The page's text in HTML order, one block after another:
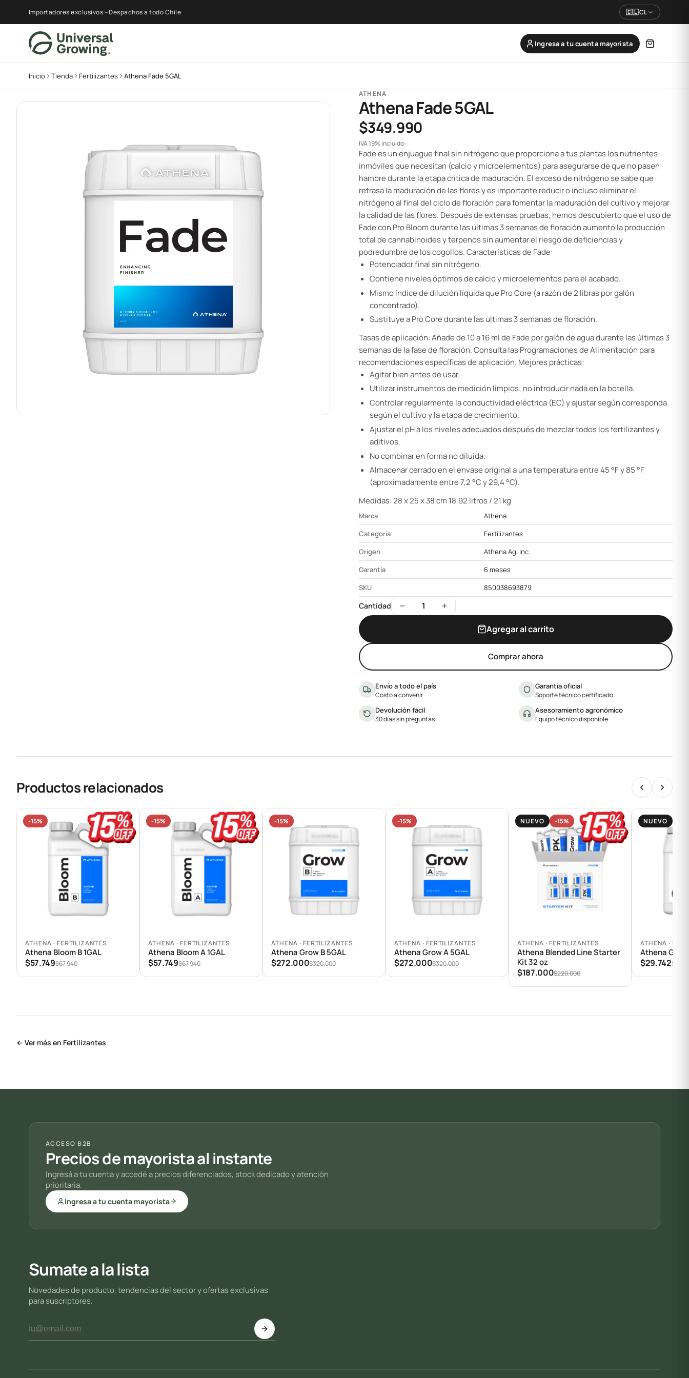
Importadores exclusivos – Despachos a todo Chile 🇨🇱CL
Ingresa a tu cuenta mayorista
Inicio Tienda Fertilizantes Athena Fade 5GAL
ATHENA
Athena Fade 5GAL
$349.990
IVA 19% incluido
Fade es un enjuague final sin nitrógeno que proporciona a tus plantas los nutrientes
inmóviles que necesitan (calcio y microelementos) para asegurarse de que no pasen
hambre durante la etapa crítica de maduración. El exceso de nitrógeno se sabe que
retrasa la maduración de las flores y es importante reducir o incluso eliminar el
nitrógeno al final del ciclo de floración para fomentar la maduración del cultivo y mejorar
la calidad de las flores. Después de extensas pruebas, hemos descubierto que el uso de
Fade con Pro Bloom durante las últimas 3 semanas de floración aumentó la producción
total de cannabinoides y terpenos sin aumentar el riesgo de deficiencias y
podredumbre de los cogollos. Características de Fade:
Potenciador final sin nitrógeno.
Contiene niveles óptimos de calcio y microelementos para el acabado.
Mismo índice de dilución líquida que Pro Core (a razón de 2 libras por galón
concentrado).
Sustituye a Pro Core durante las últimas 3 semanas de floración.
Tasas de aplicación: Añade de 10 a 16 ml de Fade por galón de agua durante las últimas 3
semanas de la fase de floración. Consulta las Programaciones de Alimentación para
recomendaciones específicas de aplicación. Mejores prácticas:
Agitar bien antes de usar.
Utilizar instrumentos de medición limpios; no introducir nada en la botella.
Controlar regularmente la conductividad eléctrica (EC) y ajustar según corresponda
según el cultivo y la etapa de crecimiento.
Ajustar el pH a los niveles adecuados después de mezclar todos los fertilizantes y
aditivos.
No combinar en forma no diluida.
Almacenar cerrado en el envase original a una temperatura entre 45 °F y 85 °F
(aproximadamente entre 7,2 °C y 29,4 °C).
Medidas: 28 x 25 x 38 cm 18,92 litros / 21 kg
Marca
Athena
Categoría
Fertilizantes
Origen
Athena Ag, Inc.
Garantía
6 meses
SKU
850038693879
Cantidad 1
Agregar al carrito
Comprar ahora
Envío a todo el país
Costo a convenir
Garantía oficial
Soporte técnico certificado
Devolución fácil
30 días sin preguntas
Asesoramiento agronómico
Equipo técnico disponible
Productos relacionados
-15%
Agregar al carrito
ATHENA · FERTILIZANTES
Athena Bloom B 1GAL
$57.749$67.940
-15%
Agregar al carrito
ATHENA · FERTILIZANTES
Athena Bloom A 1GAL
$57.749$67.940
-15%
Agregar al carrito
ATHENA · FERTILIZANTES
Athena Grow B 5GAL
$272.000$320.000
-15%
Agregar al carrito
ATHENA · FERTILIZANTES
Athena Grow A 5GAL
$272.000$320.000
NUEVO -15%
Agregar al carrito
ATHENA · FERTILIZANTES
Athena Blended Line Starter
Kit 32 oz
$187.000$220.000
NUEVO
Agregar al
ATHENA ·
Athena
$29.742
← Ver más en Fertilizantes
ACCESO B2B
Precios de mayorista al instante
Ingresá a tu cuenta y accedé a precios diferenciados, stock dedicado y atención
prioritaria.
Ingresa a tu cuenta mayorista
Sumate a la lista
Novedades de producto, tendencias del sector y ofertas exclusivas
para suscriptores.